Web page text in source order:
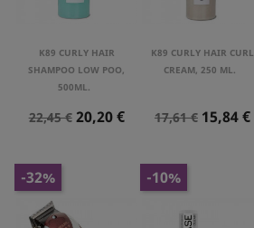
K89 CURLY HAIR
SHAMPOO LOW POO,
500ML.
Precio
22,45 € Precio
20,20 €
K89 CURLY HAIR CURL
CREAM, 250 ML.
Precio
17,61 € Precio
15,84 €
-32% -10%